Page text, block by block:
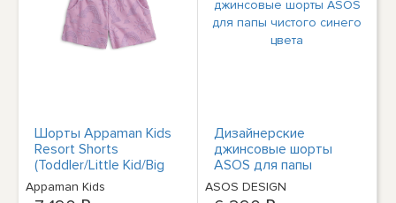
Шорты Appaman Kids
Resort Shorts
(Toddler/Little Kid/Big
Kid)
Appaman Kids
Дизайнерские
джинсовые шорты
ASOS для папы
чистого синего цвета
ASOS DESIGN